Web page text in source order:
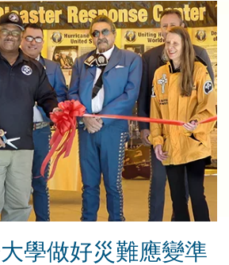
學做好災難應變準